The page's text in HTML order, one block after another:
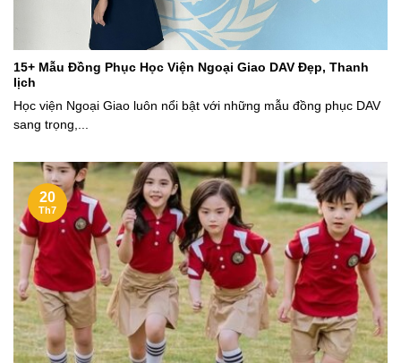
15+ Mẫu Đồng Phục Học Viện Ngoại Giao DAV Đẹp, Thanh
lịch
Học viện Ngoại Giao luôn nổi bật với những mẫu đồng phục DAV
sang trọng,...
20
Th7